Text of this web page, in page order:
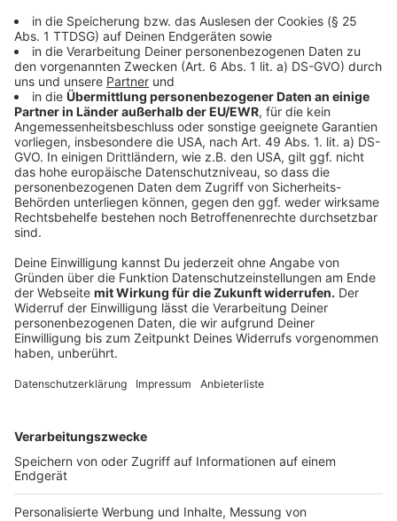
Kollegin Jana Ulrich hat sich in Lützerath umgeschaut.
"Das Allererste, das einem auffällt, ist die große
Polizeipräsenz. 15-20 Mannschaftswagen haben sich
am Ortseingang positioniert", berichtet sie. Erste
Bagger würden schon Bäume fällen. "Wenn man in den
Ort reingeht, hängen überall Plakate und Fahnen der
Aktivisten. Einige Häuser und Bauernhöfe scheinen
längst verlassen zu sein. Das ist ein komisches Bild -
auf der einen Seite ein eher verlassener Ort, auf der
die sich gegenüberstehen", sagt Ulrich.
Info: Dieser Artikel ist mit neuen Informationen
aktualisiert worden - wir berichten in den kommenden
Tagen weiter über das Thema
Autor: Joachim Schultheis (mit dpa)